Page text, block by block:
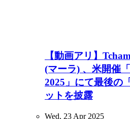
【動画アリ】
(マーラ) 、米開催
2025」にて最後の
ットを披露
Wed, 23 Apr 2025